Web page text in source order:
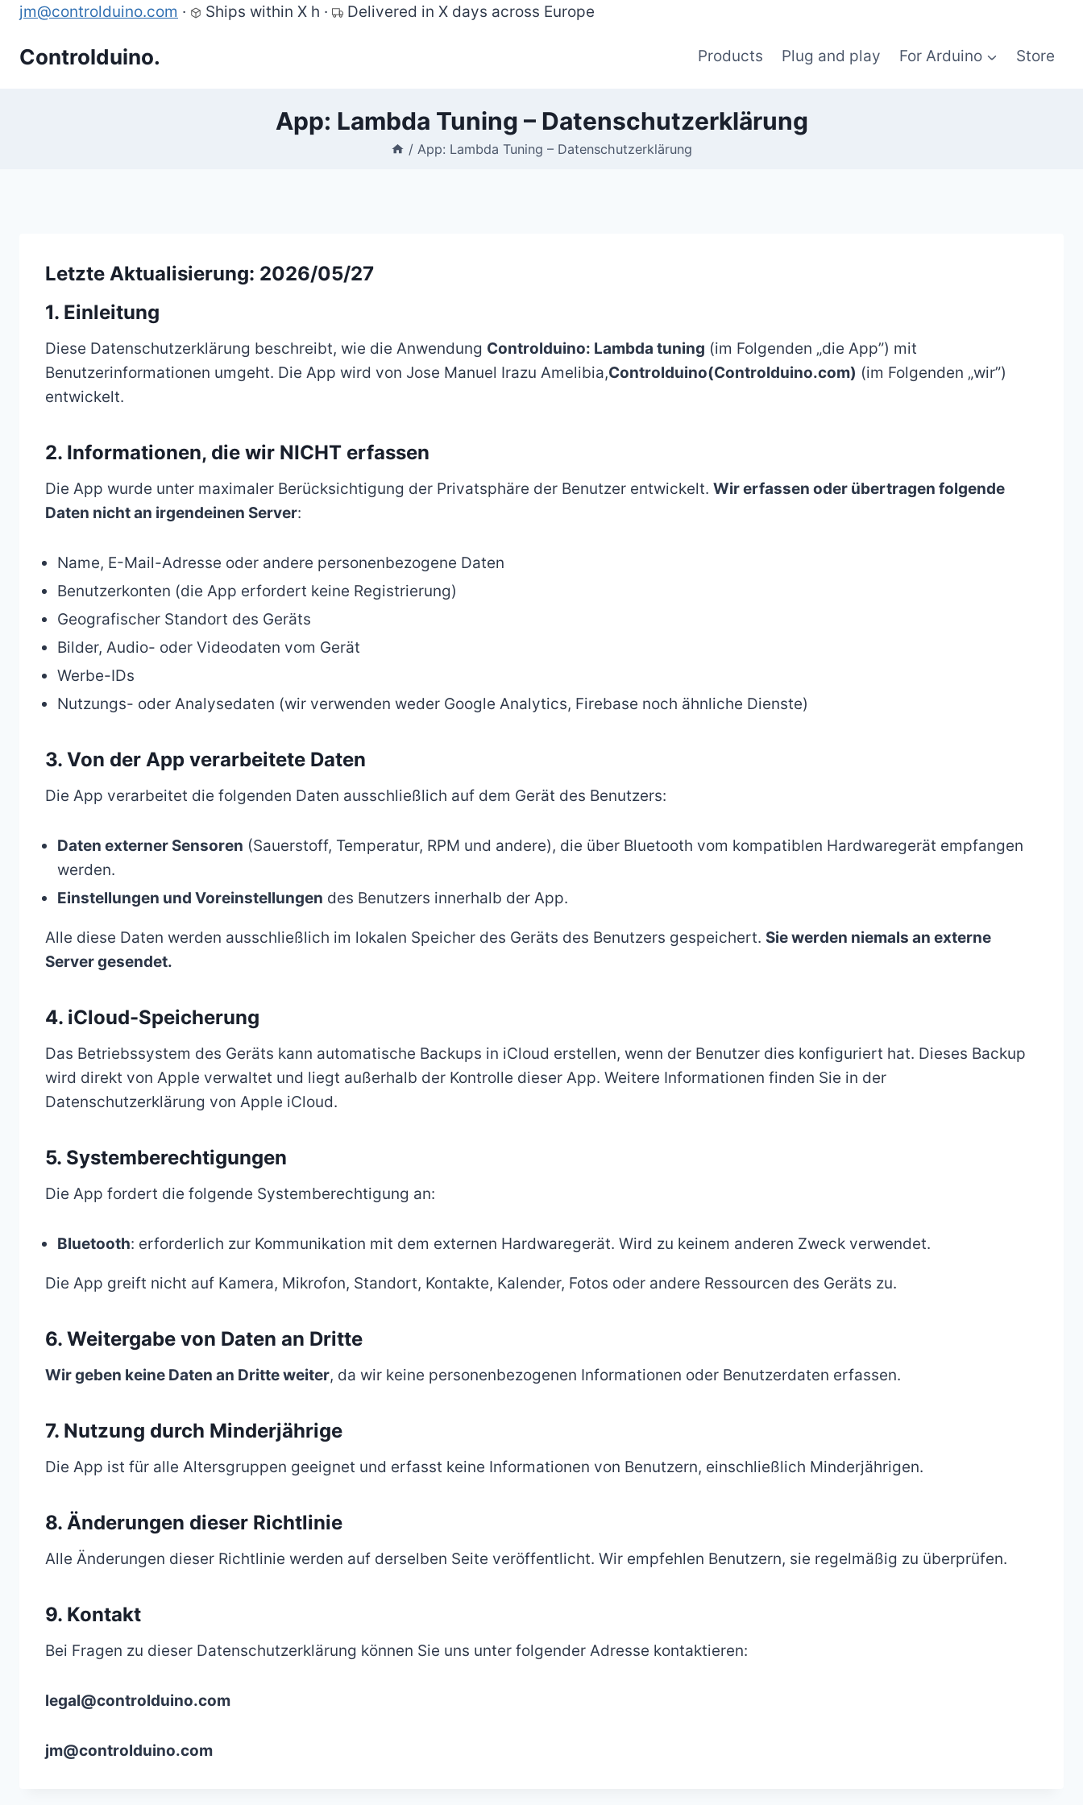
Skip
content
jm@controlduino.com · Ships within X h · Delivered in X days across Europe
Controlduino. Products Plug and play For Arduino Store
App: Lambda Tuning – Datenschutzerklärung
/ App: Lambda Tuning – Datenschutzerklärung
Letzte Aktualisierung: 2026/05/27
1. Einleitung
Diese Datenschutzerklärung beschreibt, wie die Anwendung Controlduino: Lambda tuning (im Folgenden „die App”) mit
Benutzerinformationen umgeht. Die App wird von Jose Manuel Irazu Amelibia,Controlduino(Controlduino.com) (im Folgenden „wir”)
entwickelt.
2. Informationen, die wir NICHT erfassen
Die App wurde unter maximaler Berücksichtigung der Privatsphäre der Benutzer entwickelt. Wir erfassen oder übertragen folgende
Daten nicht an irgendeinen Server:
Name, E-Mail-Adresse oder andere personenbezogene Daten
Benutzerkonten (die App erfordert keine Registrierung)
Geografischer Standort des Geräts
Bilder, Audio- oder Videodaten vom Gerät
Werbe-IDs
Nutzungs- oder Analysedaten (wir verwenden weder Google Analytics, Firebase noch ähnliche Dienste)
3. Von der App verarbeitete Daten
Die App verarbeitet die folgenden Daten ausschließlich auf dem Gerät des Benutzers:
Daten externer Sensoren (Sauerstoff, Temperatur, RPM und andere), die über Bluetooth vom kompatiblen Hardwaregerät empfangen
werden.
Einstellungen und Voreinstellungen des Benutzers innerhalb der App.
Alle diese Daten werden ausschließlich im lokalen Speicher des Geräts des Benutzers gespeichert. Sie werden niemals an externe
Server gesendet.
4. iCloud-Speicherung
Das Betriebssystem des Geräts kann automatische Backups in iCloud erstellen, wenn der Benutzer dies konfiguriert hat. Dieses Backup
wird direkt von Apple verwaltet und liegt außerhalb der Kontrolle dieser App. Weitere Informationen finden Sie in der
Datenschutzerklärung von Apple iCloud.
5. Systemberechtigungen
Die App fordert die folgende Systemberechtigung an:
Bluetooth: erforderlich zur Kommunikation mit dem externen Hardwaregerät. Wird zu keinem anderen Zweck verwendet.
Die App greift nicht auf Kamera, Mikrofon, Standort, Kontakte, Kalender, Fotos oder andere Ressourcen des Geräts zu.
6. Weitergabe von Daten an Dritte
Wir geben keine Daten an Dritte weiter, da wir keine personenbezogenen Informationen oder Benutzerdaten erfassen.
7. Nutzung durch Minderjährige
Die App ist für alle Altersgruppen geeignet und erfasst keine Informationen von Benutzern, einschließlich Minderjährigen.
8. Änderungen dieser Richtlinie
Alle Änderungen dieser Richtlinie werden auf derselben Seite veröffentlicht. Wir empfehlen Benutzern, sie regelmäßig zu überprüfen.
9. Kontakt
Bei Fragen zu dieser Datenschutzerklärung können Sie uns unter folgender Adresse kontaktieren:
legal@controlduino.com
jm@controlduino.com